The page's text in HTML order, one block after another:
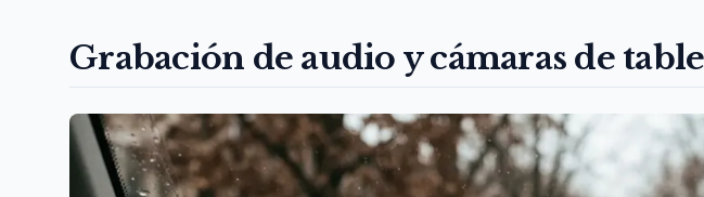
Grabación de audio y cámaras de